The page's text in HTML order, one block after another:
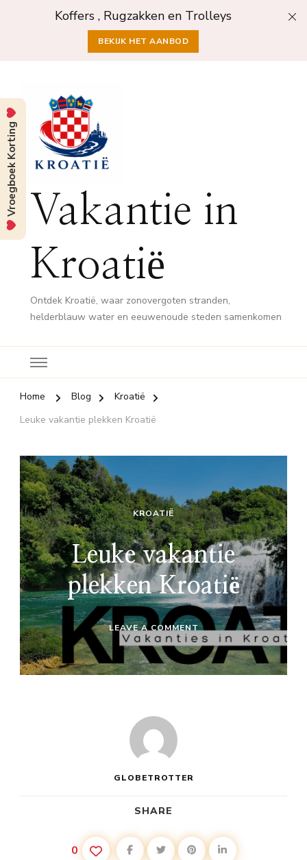
Koffers , Rugzakken en Trolleys
BEKIJK HET AANBOD
Vakantie in
Kroatië
Ontdek Kroatië, waar zonovergoten stranden,
helderblauw water en eeuwenoude steden samenkomen
Home Blog
Kroatië
Leuke vakantie plekken Kroatië
KROATIË
Leuke vakantie
plekken Kroatië
LEAVE A COMMENTON
LEUKE
VAKANTIE
PLEKKEN
KROATIË
GLOBETROTTER
SHARE
0
Vroegboek Korting